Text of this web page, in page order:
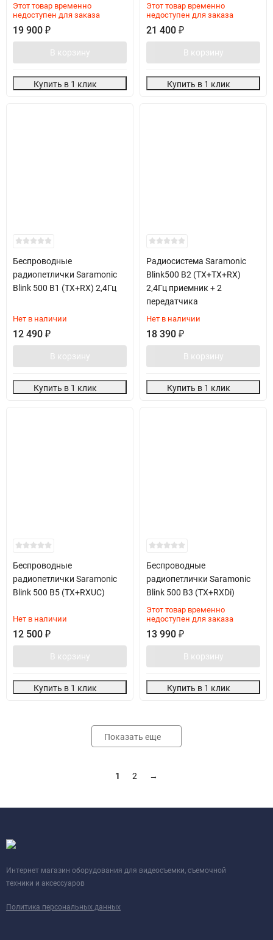
Этот товар временно
недоступен для заказа
19 900 ₽
В корзину
Купить в 1 клик
Этот товар временно
недоступен для заказа
21 400 ₽
В корзину
Купить в 1 клик
Беспроводные
радиопетлички Saramonic
Blink 500 B1 (TX+RX) 2,4Гц
Нет в наличии
12 490 ₽
В корзину
Купить в 1 клик
Радиосистема Saramonic
Blink500 B2 (TX+TX+RX)
2,4Гц приемник + 2
передатчика
Нет в наличии
18 390 ₽
В корзину
Купить в 1 клик
Беспроводные
радиопетлички Saramonic
Blink 500 B5 (TX+RXUC)
Нет в наличии
12 500 ₽
В корзину
Купить в 1 клик
Беспроводные
радиопетлички Saramonic
Blink 500 B3 (TX+RXDi)
Этот товар временно
недоступен для заказа
13 990 ₽
В корзину
Купить в 1 клик
Показать еще
1 2 →
Интернет магазин оборудования для видеосъемки, съемочной
техники и аксессуаров
Политика персональных данных